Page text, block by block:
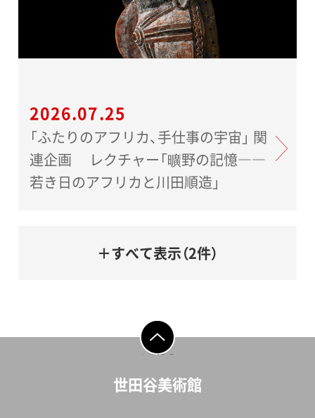
2026.07.25
「ふたりのアフリカ、手仕事の宇宙」 関
連企画 レクチャー「曠野の記憶――
若き日のアフリカと川田順造」
＋すべて表示（2件）
ページの先頭へ戻
世田谷美術館